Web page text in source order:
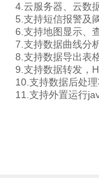
4.云服务器、云数据
5.支持短信报警及
6.支持地图显示、
7.支持数据曲线分
8.支持数据导出表
9.支持数据转发，
10.支持数据后处理
11.支持外置运行